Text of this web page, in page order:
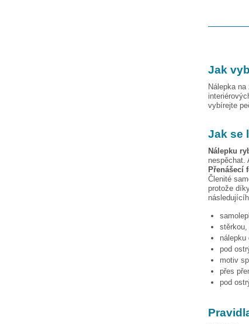
Jak
Nálepka
vybírejte
Jak se
Nálepku
nespěchat.
Přenášecí
Členité
protože
pod
motiv
přes
pod